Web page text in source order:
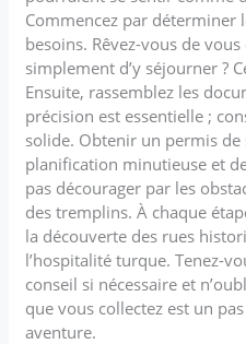
Commencez par déterminer
besoins. Rêvez-vous de
simplement d’y séjourner ?
Ensuite, rassemblez les
précision est essentielle ;
solide. Obtenir un permis
planification minutieuse et
pas décourager par les
des tremplins. À chaque
la découverte des rues
l’hospitalité turque. Tenez-
conseil si nécessaire et
que vous collectez est un
aventure.